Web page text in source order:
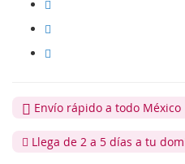
Envío rápido a todo México
Llega de 2 a 5 días a tu